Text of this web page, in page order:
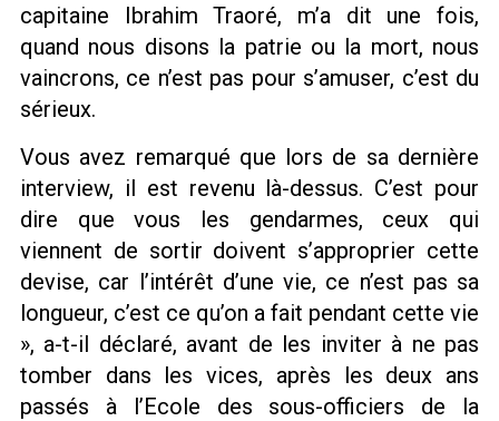
capitaine Ibrahim Traoré, m’a dit une fois,
quand nous disons la patrie ou la mort, nous
vaincrons, ce n’est pas pour s’amuser, c’est du
sérieux.
Vous avez remarqué que lors de sa dernière
interview, il est revenu là-dessus. C’est pour
dire que vous les gendarmes, ceux qui
viennent de sortir doivent s’approprier cette
devise, car l’intérêt d’une vie, ce n’est pas sa
longueur, c’est ce qu’on a fait pendant cette vie
», a-t-il déclaré, avant de les inviter à ne pas
tomber dans les vices, après les deux ans
passés à l’Ecole des sous-officiers de la